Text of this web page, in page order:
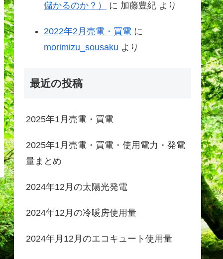
儲かるのか？） に 加藤豊紀 より
2022年2月売電・買電 に
morimizu_sousaku より
最近の投稿
2025年1月売電・買電
2025年1月売電・買電・使用電力・発電
量まとめ
2024年12月の太陽光発電
2024年12月の冷暖房使用量
2024年月12月のエコキュート使用量